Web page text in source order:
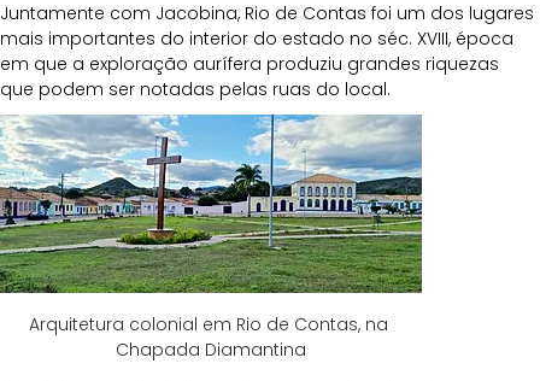
Juntamente com Jacobina, Rio de Contas foi um dos lugares
mais importantes do interior do estado no séc. XVIII, época
em que a exploração aurífera produziu grandes riquezas
que podem ser notadas pelas ruas do local.
Arquitetura colonial em Rio de Contas, na
Chapada Diamantina